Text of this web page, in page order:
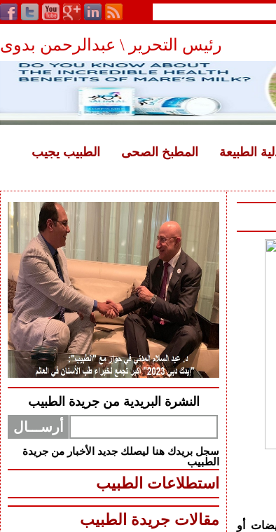
رئيس التحرير \ عبدالرحمن بدوى
الطبيعة المطبخ الصحى
الطبيب يجيب
النشرة البريدية من جريدة الطبيب
سجل بريدك هنا ليصلك جديد الأخبار من جريدة
الطبيب
استطلاعات الطبيب
مقالات جريدة الطبيب
أو